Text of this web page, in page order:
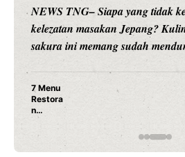
NEWS TNG– Siapa sangka,
hiburan, Nunung Srimulat dan
merambah dunia kuliner dengan
Nunung Srimulat & Vicky
Rahasia Mami Bikin Nagih!